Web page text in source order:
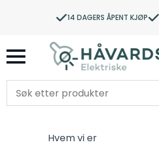
14 DAGERS ÅPENT KJØP
Hvem vi er